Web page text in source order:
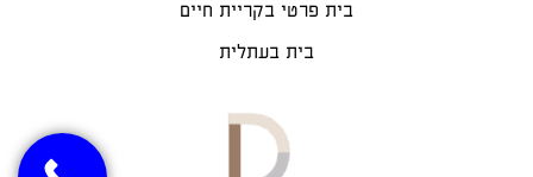
בית פרטי בקריית חיים
בית בעתלית